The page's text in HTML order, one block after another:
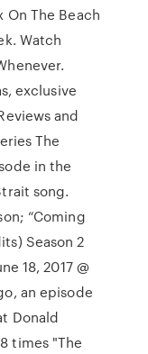
On The Beach
Watch
exclusive
and
The
in the
song.
“Coming
Season 2
18, 2017 @
an episode
Donald
times "The